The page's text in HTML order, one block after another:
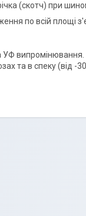
(скотч) при
по всій площі
УФ випромінювання.
та в спеку (від -